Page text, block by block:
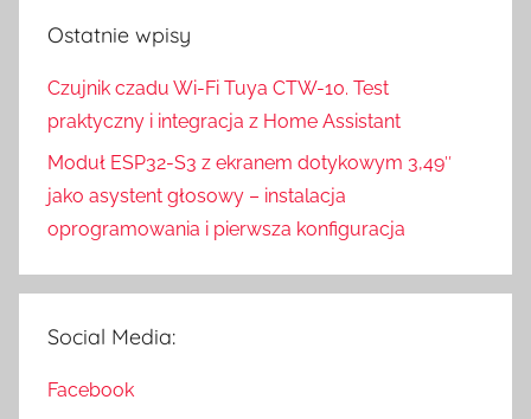
Ostatnie wpisy
Czujnik czadu Wi-Fi Tuya CTW-10. Test
praktyczny i integracja z Home Assistant
Moduł ESP32-S3 z ekranem dotykowym 3,49″
jako asystent głosowy – instalacja
oprogramowania i pierwsza konfiguracja
Social Media:
Facebook